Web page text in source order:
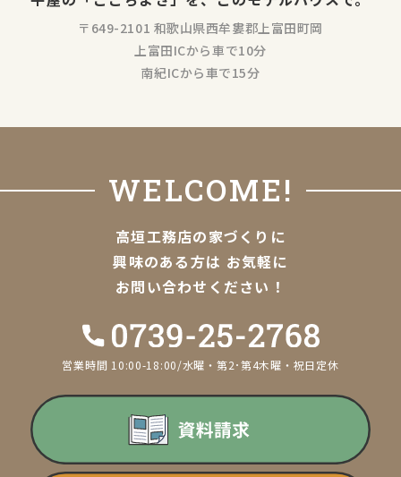
〒649-2101 和歌山県西牟婁郡上富田町岡
上富田ICから車で10分
南紀ICから車で15分
WELCOME!
高垣工務店の家づくりに
興味のある方は お気軽に
お問い合わせください！
営業時間 10:00-18:00/水曜・第2･第4木曜・祝日定休